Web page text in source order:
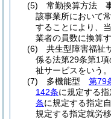
(5)
常勤換算方法
該事業所において
することにより、
業者の員数に換算
(6)
共生型障害福祉
係る法第29条第1
祉サービスをいう。
(7)
多機能型 第79
142条に規定する
条に規定する指定
規定する指定就労